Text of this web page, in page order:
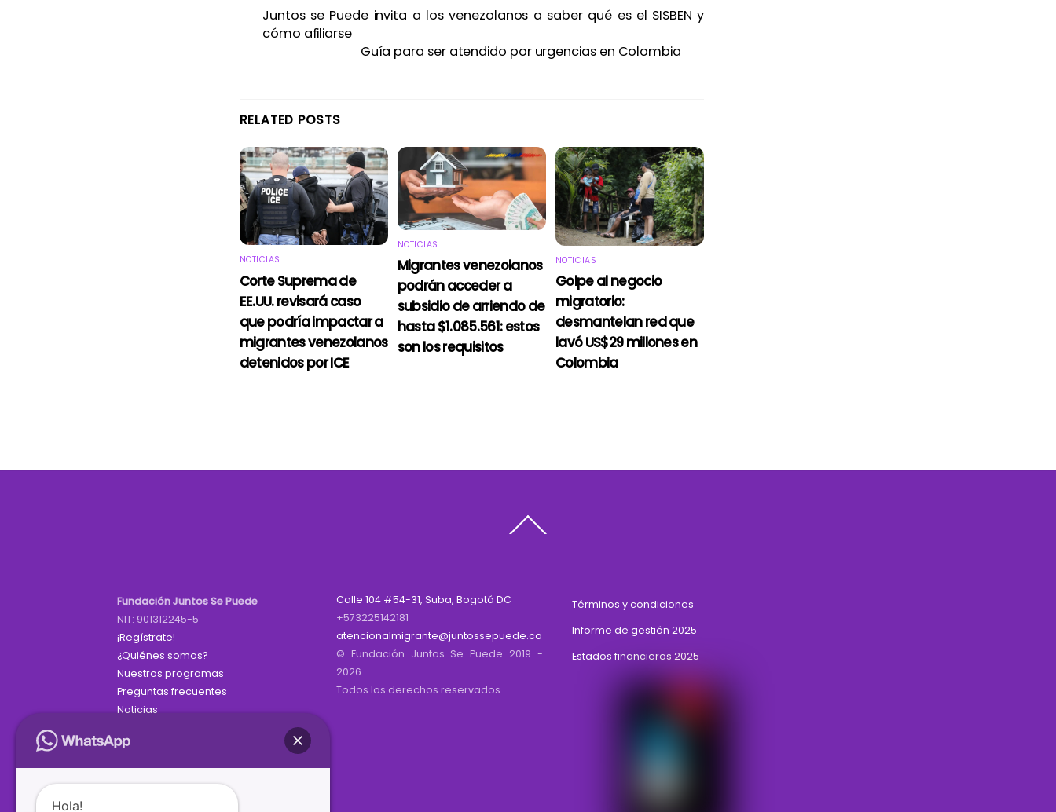
Juntos se Puede invita a los venezolanos a saber qué es el SISBEN y
cómo afiliarse
Guía para ser atendido por urgencias en Colombia
RELATED POSTS
NOTICIAS
Corte Suprema de
EE.UU. revisará caso
que podría impactar a
migrantes venezolanos
detenidos por ICE
NOTICIAS
Migrantes venezolanos
podrán acceder a
subsidio de arriendo de
hasta $1.085.561: estos
son los requisitos
NOTICIAS
Golpe al negocio
migratorio:
desmantelan red que
lavó US$29 millones en
Colombia
To
Fundación Juntos Se Puede
NIT: 901312245-5
¡Regístrate!
¿Quiénes somos?
Nuestros programas
Preguntas frecuentes
Noticias
Calle 104 #54-31, Suba, Bogotá DC
+573225142181
atencionalmigrante@juntossepuede.co
© Fundación Juntos Se Puede 2019 -
2026
Todos los derechos reservados.
Términos y condiciones
Informe de gestión 2025
Estados financieros 2025
Hola!